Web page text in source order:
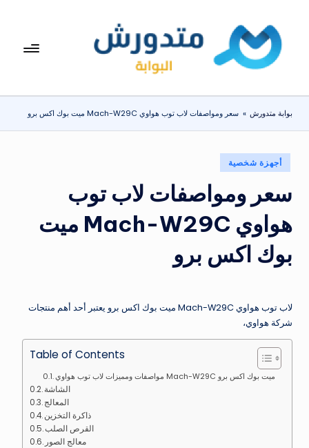
المحتوىبوا
مت
دو
ر
ش
تعرف
المنزلية
يومياً
بوابة متدورش » سعر ومواصفات لاب توب هواوي Mach-W29C ميت بوك اكس برو
نُشر
في
أجهزة شخصية
سعر ومواصفات لاب توب
هواوي Mach-W29C ميت
بوك اكس برو
لاب توب هواوي Mach-W29C ميت بوك اكس برو يعتبر أحد أهم منتجات
شركة هواوي،
Table of Contents
الشاشة
المعالج
ذاكرة التخزين
القرص الصلب
معالج الصور